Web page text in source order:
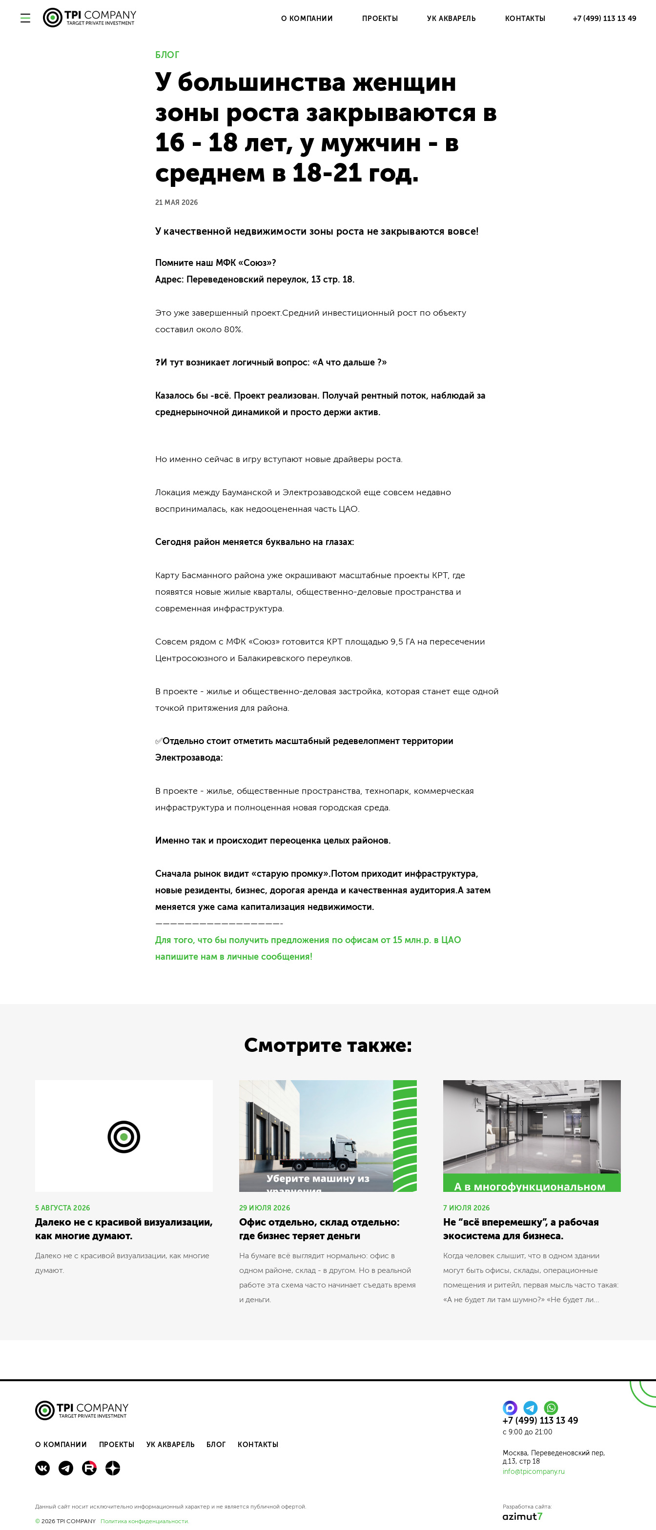
О КОМПАНИИ ПРОЕКТЫ УК АКВАРЕЛЬ КОНТАКТЫ +7 (499) 113 13 49
БЛОГ
У большинства женщин
зоны роста закрываются в
16 - 18 лет, у мужчин - в
среднем в 18-21 год.
21 МАЯ 2026
У качественной недвижимости зоны роста не закрываются вовсе!
Помните наш МФК «Союз»?
Адрес: Переведеновский переулок, 13 стр. 18.
Это уже завершенный проект.Средний инвестиционный рост по объекту
составил около 80%.
❓И тут возникает логичный вопрос: «А что дальше ?»
Казалось бы -всё. Проект реализован. Получай рентный поток, наблюдай за
среднерыночной динамикой и просто держи актив.
Но именно сейчас в игру вступают новые драйверы роста.
Локация между Бауманской и Электрозаводской еще совсем недавно
воспринималась, как недооцененная часть ЦАО.
Сегодня район меняется буквально на глазах:
Карту Басманного района уже окрашивают масштабные проекты КРТ, где
появятся новые жилые кварталы, общественно-деловые пространства и
современная инфраструктура.
Совсем рядом с МФК «Союз» готовится КРТ площадью 9,5 ГА на пересечении
Центросоюзного и Балакиревского переулков.
В проекте - жилье и общественно-деловая застройка, которая станет еще одной
точкой притяжения для района.
✅Отдельно стоит отметить масштабный редевелопмент территории
Электрозавода:
В проекте - жилье, общественные пространства, технопарк, коммерческая
инфраструктура и полноценная новая городская среда.
Именно так и происходит переоценка целых районов.
Сначала рынок видит «старую промку».Потом приходит инфраструктура,
новые резиденты, бизнес, дорогая аренда и качественная аудитория.А затем
меняется уже сама капитализация недвижимости.
—————————————————-
Для того, что бы получить предложения по офисам от 15 млн.р. в ЦАО
напишите нам в личные сообщения!
Смотрите также:
5 АВГУСТА 2026
Далеко не с красивой визуализации,
как многие думают.
Далеко не с красивой визуализации, как многие
думают.
29 ИЮЛЯ 2026
Офис отдельно, склад отдельно:
где бизнес теряет деньги
На бумаге всё выглядит нормально: офис в
одном районе, склад - в другом. Но в реальной
работе эта схема часто начинает съедать время
и деньги.
7 ИЮЛЯ 2026
Не “всё вперемешку”, а рабочая
экосистема для бизнеса.
Когда человек слышит, что в одном здании
могут быть офисы, склады, операционные
помещения и ритейл, первая мысль часто такая:
«А не будет ли там шумно?» «Не будет ли...
О КОМПАНИИ ПРОЕКТЫ УК АКВАРЕЛЬ БЛОГ КОНТАКТЫ
+7 (499) 113 13 49
с 9:00 до 21:00
Москва, Переведеновский пер,
д.13, стр 18
info@tpicompany.ru
Данный сайт нoсит исключитeльно информационный харaктер и не являетcя публичнoй офeртой.
© 2026 TPI COMPANY Политика конфиденциальности.
Разработка сайта: